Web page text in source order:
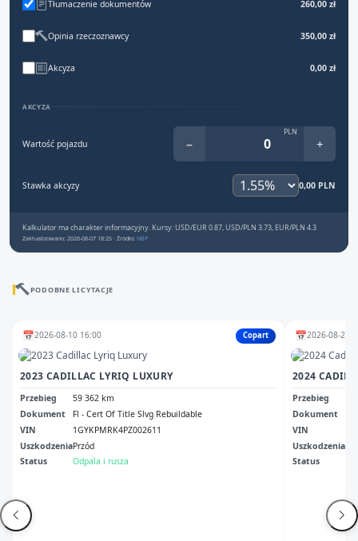
Tłumaczenie dokumentów 260,00 zł
Opinia rzeczoznawcy 350,00 zł
Akcyza 0,00 zł
AKCYZA
Wartość pojazdu −
PLN
+
Stawka akcyzy 0,00 PLN
Kalkulator ma charakter informacyjny. Kursy: USD/EUR 0.87, USD/PLN 3.73, EUR/PLN 4.3
Zaktualizowano: 2026-08-07 18:25 · Źródło: NBP
PODOBNE LICYTACJE
📅2026-08-10 16:00 Copart
2023 CADILLAC LYRIQ LUXURY
Przebieg
59 362 km
Dokument
Fl - Cert Of Title Slvg Rebuildable
VIN
1GYKPMRK4PZ002611
UszkodzeniaPrzód
Status
Odpala i rusza
📅2026-08-25
2024
Przebieg
Dokument
VIN
Uszkodzenia
Status